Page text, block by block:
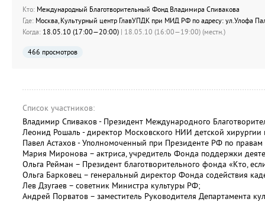
Кто: Международный Благотворительный Фонд Владимира Спивакова
Где: Москва, Культурный центр ГлавУПДК при МИД РФ по адресу: ул.Улофа
Когда: 18.05.10 (17:00—20:00) | 18.05.10 (16:00—19:00) (местн.)
466 просмотров
Список участников:
Владимир Спиваков - Президент Международного
Леонид Рошаль - директор Московского НИИ детской хирургии
Павел Астахов - Уполномоченный при Президенте РФ по правам
Мария Миронова – актриса, учредитель Фонда поддержки
Ольга Рейман – Президент благотворительного фонда «Кто,
Ольга Барковец – генеральный директор Фонда содействия
Лев Дзугаев – советник Министра культуры РФ;
Андрей Порватов – заместитель Руководителя Департамента